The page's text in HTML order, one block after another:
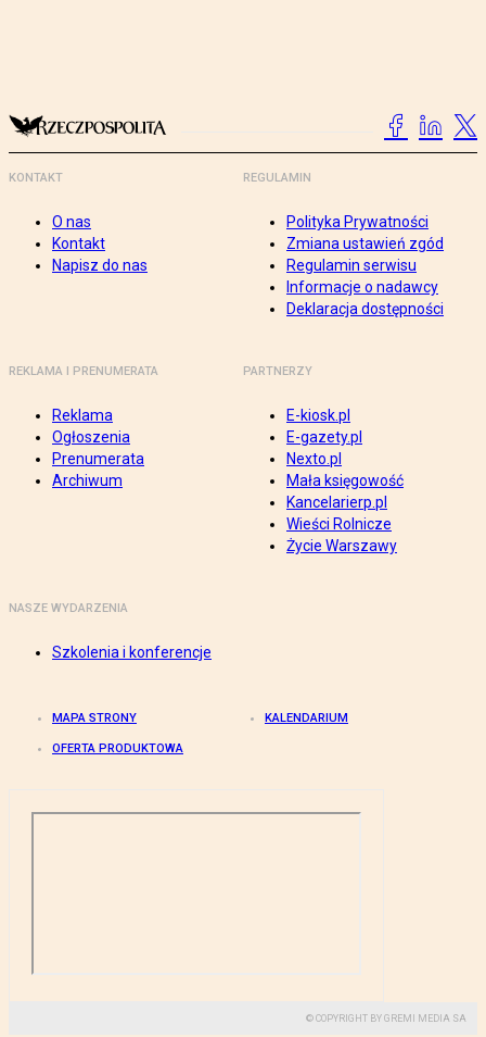
KONTAKT
O nas
Kontakt
Napisz do nas
REGULAMIN
Polityka Prywatności
Zmiana ustawień zgód
Regulamin serwisu
Informacje o nadawcy
Deklaracja dostępności
REKLAMA I PRENUMERATA
Reklama
Ogłoszenia
Prenumerata
Archiwum
PARTNERZY
E-kiosk.pl
E-gazety.pl
Nexto.pl
Mała księgowość
Kancelarierp.pl
Wieści Rolnicze
Życie Warszawy
NASZE WYDARZENIA
Szkolenia i konferencje
MAPA STRONY KALENDARIUM
OFERTA PRODUKTOWA
© COPYRIGHT BY GREMI MEDIA SA